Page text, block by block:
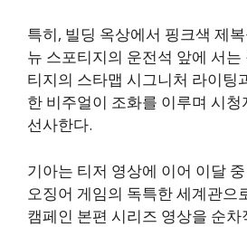
특히, 빌딩 옥상에서 핑크색 제
뉴 스포티지의 운전석 앞에 서는
티지의 스타맵 시그니처 라이팅
한 비주얼이 조화를 이루며 시
선사한다.
기아는 티저 영상에 이어 이달
오징어 게임의 독특한 세계관으
캠페인 본편 시리즈 영상을 순